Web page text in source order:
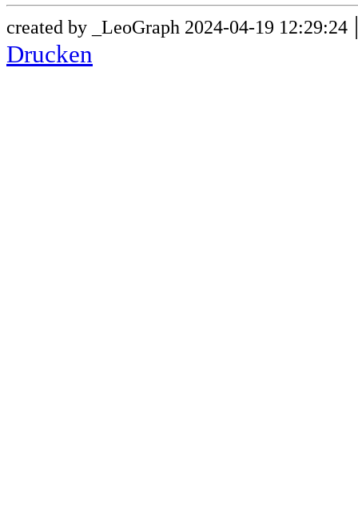
created by _LeoGraph 2024-04-19 12:29:24
Drucken